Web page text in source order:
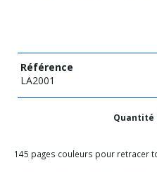
Référence
LA2001
Quantité
145 pages couleurs pour retracer